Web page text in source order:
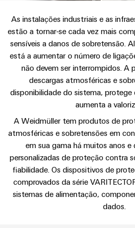
e
soluções
podem
experimentadas.
Armazenamento
de
Soluções
e
produtos
para
sistemas
de
armazenamento
de
energia
IN
Tecnologia
de
conexão
PUSH
IN
de
ponta
u-
OS
Micro
PCB
e
terminais
PCB
Sistemas
e
componentes
de
caixas
Sistemas
e
componentes
para
cabos
personalizados
Serviço
de
Entrega
Rápida
Consultoria
e
engenharia
digital
Consultoria
de
Vendas
Informações
Legais
e
Políticas
de
Privacidade
Promoções
e
Novidades
Promoções
Conector
de
emenda
DPS
Linha
Luminárias
Linha
Conexel
VISÃO
GERAL
Centro-
Oeste
Região
Norte
Região
VISÃO
GERAL
Empresa
Weidmüller
Fatos
e
números
Sustentabilidade
Academia
Weidmüller
Recursos
Humanos
Conformidade
Locais
Carreira
As instalações industriais e as
estão a tornar-se cada vez mais
sensíveis a danos de sobretensão.
está a aumentar o número de
não devem ser interrompidos. A
descargas atmosféricas e
disponibilidade do sistema,
aumenta a
A Weidmüller tem produtos de
atmosféricas e sobretensões em
em sua gama há muitos anos e
personalizadas de proteção contra
fiabilidade. Os dispositivos de
comprovados da série
sistemas de alimentação,
dados.